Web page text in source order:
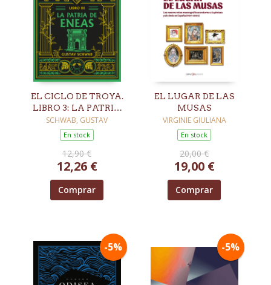
EL CICLO DE TROYA.
LIBRO 3: LA PATRIA
DE ENEAS
SCHWAB, GUSTAV
En stock
12,90 €
12,26 €
Comprar
EL LUGAR DE LAS
MUSAS
VIRGINIE GIULIANA
En stock
20,00 €
19,00 €
Comprar
-5% -5%